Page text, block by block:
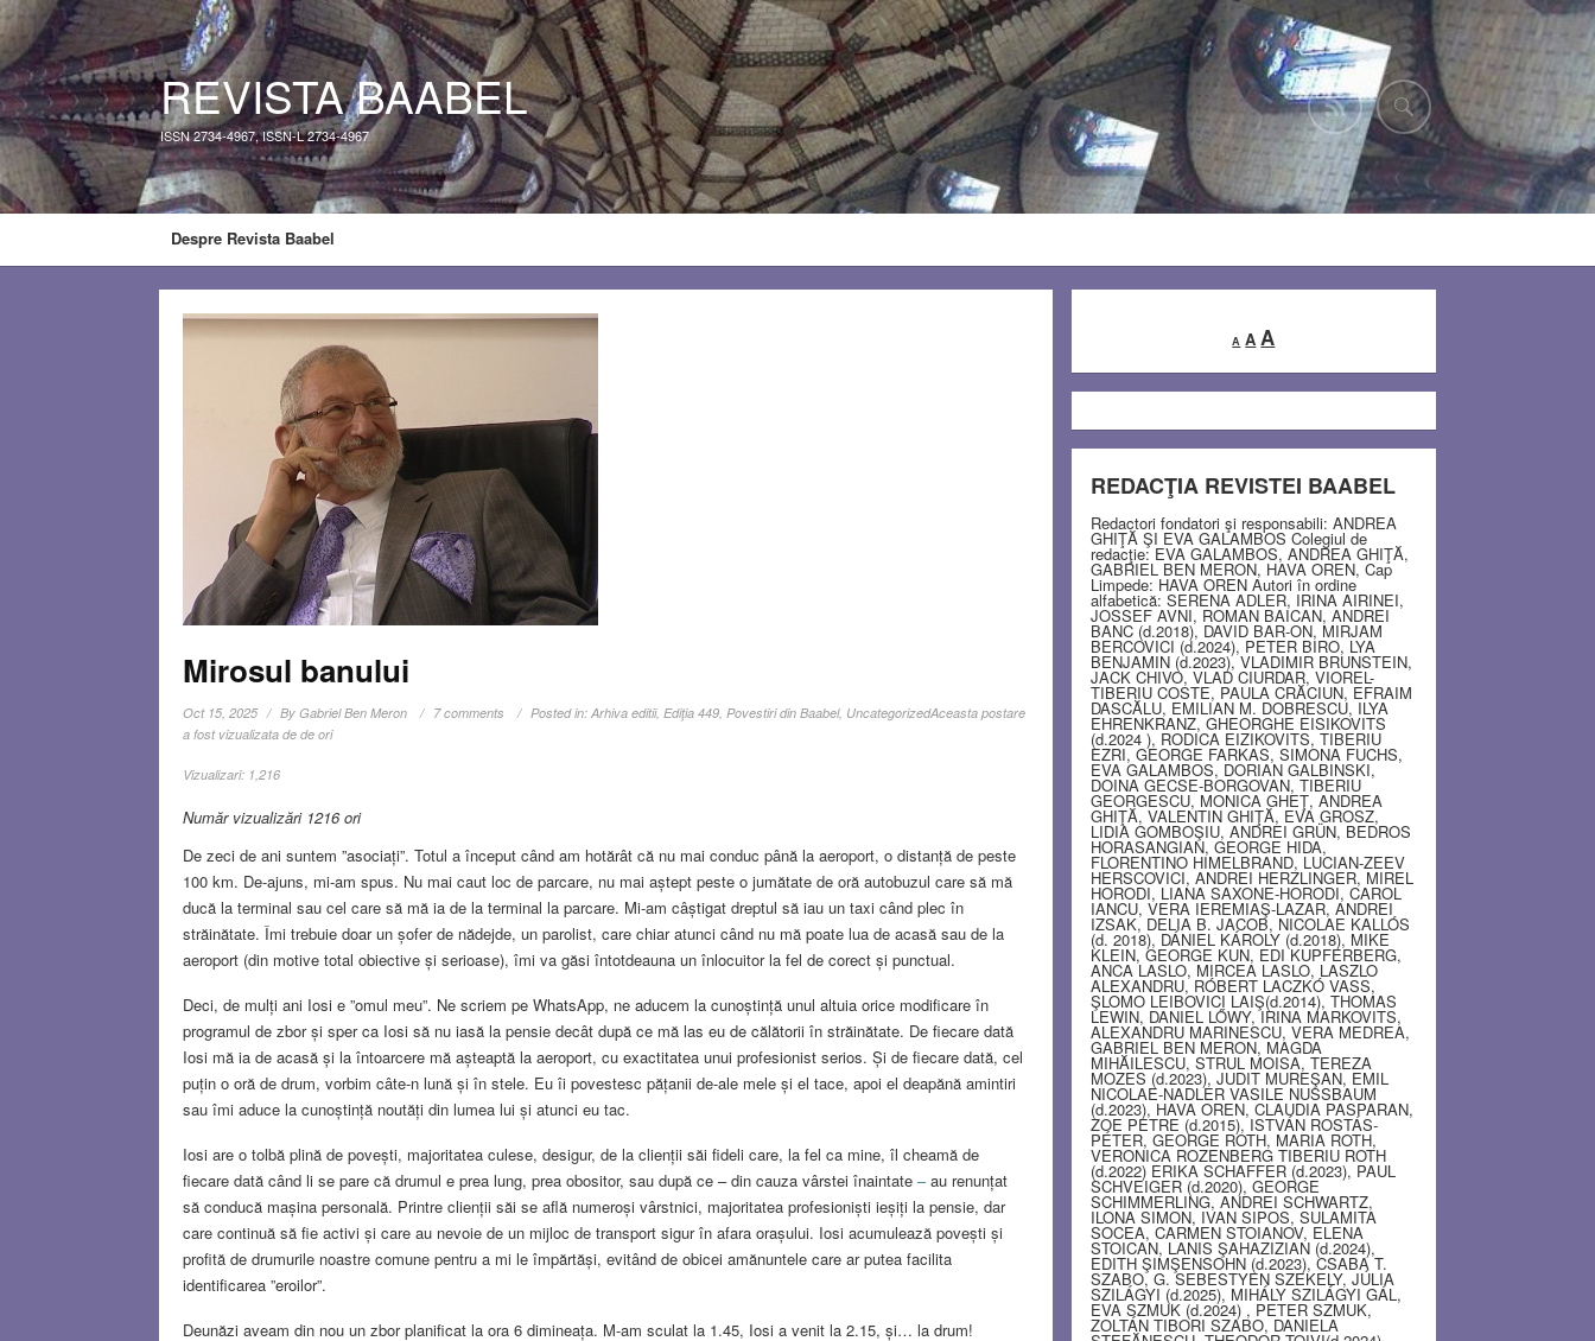
REVISTA BAABEL
ISSN 2734-4967, ISSN-L 2734-4967
Despre Revista Baabel
Mirosul banului
Oct 15, 2025 ByGabriel Ben Meron 7 comments Posted in:Arhiva editii,Ediţia 449,Povestiri din Baabel, UncategorizedAceasta postare
a fost vizualizata de de ori
Vizualizari: 1,216
Număr vizualizări 1216 ori
De zeci de ani suntem ”asociați”. Totul a început când am hotărât că nu mai conduc până la aeroport, o distanță de peste
100 km. De-ajuns, mi-am spus. Nu mai caut loc de parcare, nu mai aștept peste o jumătate de oră autobuzul care să mă
ducă la terminal sau cel care să mă ia de la terminal la parcare. Mi-am câștigat dreptul să iau un taxi când plec în
străinătate. Îmi trebuie doar un șofer de nădejde, un parolist, care chiar atunci când nu mă poate lua de acasă sau de la
aeroport (din motive total obiective și serioase), îmi va găsi întotdeauna un înlocuitor la fel de corect și punctual.
Deci, de mulți ani Iosi e ”omul meu”. Ne scriem pe WhatsApp, ne aducem la cunoștință unul altuia orice modificare în
programul de zbor și sper ca Iosi să nu iasă la pensie decât după ce mă las eu de călătorii în străinătate. De fiecare dată
Iosi mă ia de acasă și la întoarcere mă așteaptă la aeroport, cu exactitatea unui profesionist serios. Și de fiecare dată, cel
puțin o oră de drum, vorbim câte-n lună și în stele. Eu îi povestesc pățanii de-ale mele și el tace, apoi el deapănă amintiri
sau îmi aduce la cunoștință noutăți din lumea lui și atunci eu tac.
Iosi are o tolbă plină de povești, majoritatea culese, desigur, de la clienții săi fideli care, la fel ca mine, îl cheamă de
fiecare dată când li se pare că drumul e prea lung, prea obositor, sau după ce – din cauza vârstei înaintate–au renunțat
să conducă mașina personală. Printre clienții săi se află numeroși vârstnici, majoritatea profesioniști ieșiți la pensie, dar
care continuă să fie activi și care au nevoie de un mijloc de transport sigur în afara orașului. Iosi acumulează povești și
profită de drumurile noastre comune pentru a mi le împărtăși, evitând de obicei amănuntele care ar putea facilita
identificarea ”eroilor”.
Deunăzi aveam din nou un zbor planificat la ora 6 dimineața. M-am sculat la 1.45, Iosi a venit la 2.15, și… la drum!
A
Decrease
font
A Reset
AIncrease
font
REDACŢIA REVISTEI BAABEL
Redactori fondatori şi responsabili: ANDREA
GHIŢĂ ŞI EVA GALAMBOS Colegiul de
redacţie: EVA GALAMBOS, ANDREA GHIŢĂ,
GABRIEL BEN MERON, HAVA OREN, Cap
Limpede: HAVA OREN Autori în ordine
alfabetică: SERENA ADLER, IRINA AIRINEI,
JOSSEF AVNI, ROMAN BAICAN, ANDREI
BANC (d.2018), DAVID BAR-ON, MIRJAM
BERCOVICI (d.2024), PETER BIRO, LYA
BENJAMIN (d.2023), VLADIMIR BRUNSTEIN,
JACK CHIVO, VLAD CIURDAR, VIOREL-
TIBERIU COSTE, PAULA CRĂCIUN, EFRAIM
DASCĂLU, EMILIAN M. DOBRESCU, ILYA
EHRENKRANZ, GHEORGHE EISIKOVITS
(d.2024 ), RODICA EIZIKOVITS, TIBERIU
EZRI, GEORGE FARKAS, SIMONA FUCHS,
EVA GALAMBOS, DORIAN GALBINSKI,
DOINA GECSE-BORGOVAN, TIBERIU
GEORGESCU, MONICA GHEŢ, ANDREA
GHIŢĂ, VALENTIN GHIŢĂ, EVA GROSZ,
LIDIA GOMBOŞIU, ANDREI GRÜN, BEDROS
HORASANGIAN, GEORGE HIDA,
FLORENTINO HIMELBRAND, LUCIAN-ZEEV
HERSCOVICI, ANDREI HERZLINGER, MIREL
HORODI, LIANA SAXONE-HORODI, CAROL
IANCU, VERA IEREMIAŞ-LAZAR, ANDREI
IZSAK, DELIA B. JACOB, NICOLAE KALLÓS
(d. 2018), DÁNIEL KÁROLY (d.2018), MIKE
KLEIN, GEORGE KUN, EDI KUPFERBERG,
ANCA LASLO, MIRCEA LASLO, LASZLO
ALEXANDRU, RÓBERT LACZKÓ VASS,
ŞLOMO LEIBOVICI LAIŞ(d.2014), THOMAS
LEWIN, DANIEL LŐWY, IRINA MARKOVITS,
ALEXANDRU MARINESCU, VERA MEDREA,
GABRIEL BEN MERON, MAGDA
MIHĂILESCU, STRUL MOISA, TEREZA
MOZES (d.2023), JUDIT MUREŞAN, EMIL
NICOLAE-NADLER VASILE NUSSBAUM
(d.2023), HAVA OREN, CLAUDIA PASPARAN,
ZOE PETRE (d.2015), ISTVÁN ROSTÁS-
PÉTER, GEORGE ROTH, MARIA ROTH,
VERONICA ROZENBERG TIBERIU ROTH
(d.2022) ERIKA SCHAFFER (d.2023), PAUL
SCHVEIGER (d.2020), GEORGE
SCHIMMERLING, ANDREI SCHWARTZ,
ILONA SIMON, IVAN SIPOS, SULAMITA
SOCEA, CARMEN STOIANOV, ELENA
STOICAN, LANIS ŞAHAZIZIAN (d.2024),
EDITH ŞIMŞENSOHN (d.2023), CSABA T.
SZABO, G. SEBESTYEN SZEKELY, JÚLIA
SZILÁGYI (d.2025), MIHÁLY SZILÁGYI GÁL,
EVA SZMUK (d.2024) , PETER SZMUK,
ZOLTÁN TIBORI SZABO, DANIELA